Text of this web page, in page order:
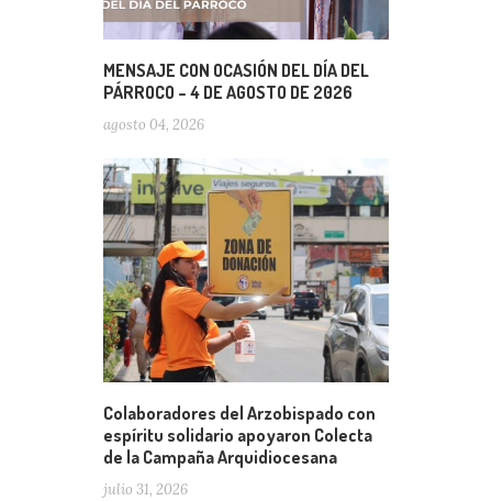
MENSAJE CON OCASIÓN DEL DÍA DEL
PÁRROCO – 4 DE AGOSTO DE 2026
agosto 04, 2026
Colaboradores del Arzobispado con
espíritu solidario apoyaron Colecta
de la Campaña Arquidiocesana
julio 31, 2026